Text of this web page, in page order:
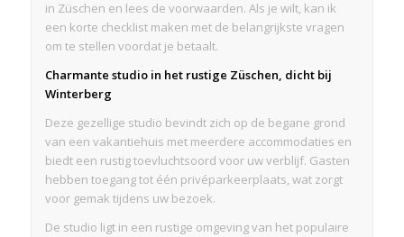
in Züschen en lees de voorwaarden. Als je wilt, kan ik
een korte checklist maken met de belangrijkste vragen
om te stellen voordat je betaalt.
Charmante studio in het rustige Züschen, dicht bij
Winterberg
Deze gezellige studio bevindt zich op de begane grond
van een vakantiehuis met meerdere accommodaties en
biedt een rustig toevluchtsoord voor uw verblijf. Gasten
hebben toegang tot één privéparkeerplaats, wat zorgt
voor gemak tijdens uw bezoek.
De studio ligt in een rustige omgeving van het populaire